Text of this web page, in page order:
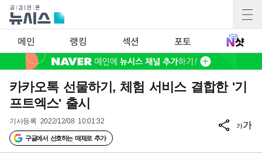
메인 랭킹 섹션 포토
카카오톡 선물하기, 체험 서비스 결합한 '기
프트엑스' 출시
기사등록 2022/12/08 10:01:32
구글에서 선호하는 매체로 추가
가가